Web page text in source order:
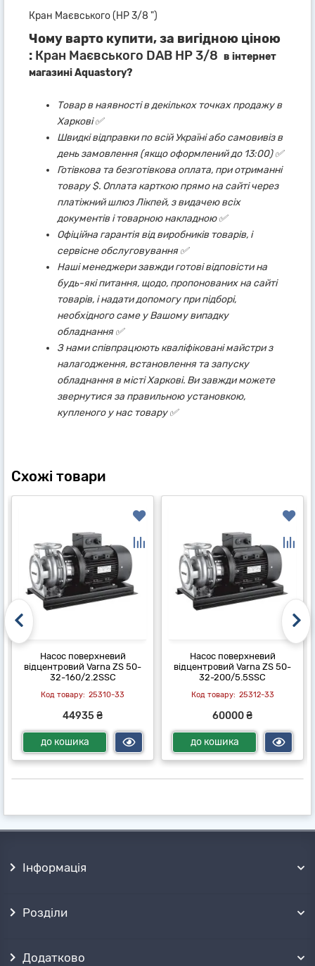
Кран Маєвського (НР 3/8 ")
Чому варто купити, за вигідною ціною
: Кран Маєвського DAB НР 3/8 в інтернет
магазині Aquastory?
Товар в наявності в декількох точках продажу в
Харкові ✅
Швидкі відправки по всій Україні або самовивіз в
день замовлення (якщо оформлений до 13:00) ✅
Готівкова та безготівкова оплата, при отриманні
товару $. Оплата карткою прямо на сайті через
платіжний шлюз Лікпей, з видачею всіх
документів і товарною накладною ✅
Офіційна гарантія від виробників товарів, і
сервісне обслуговування ✅
Наші менеджери завжди готові відповісти на
будь-які питання, щодо, пропонованих на сайті
товарів, і надати допомогу при підборі,
необхідного саме у Вашому випадку
обладнання ✅
З нами співпрацюють кваліфіковані майстри з
налагодження, встановлення та запуску
обладнання в місті Харкові. Ви завжди можете
звернутися за правильною установкою,
купленого у нас товару ✅
Схожі товари
Насос поверхневий
відцентровий Varna ZS 50-
32-160/2.2SSC
25310-33
44935 ₴
до кошика
Насос поверхневий
відцентровий Varna ZS 50-
32-200/5.5SSC
25312-33
60000 ₴
до кошика
Інформація
Розділи
Додатково